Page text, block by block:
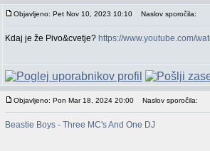
Objavljeno: Pet Nov 10, 2023 10:10 Naslov sporočila:
Kdaj je že Pivo&cvetje? https://www.youtube.com/
Objavljeno: Pon Mar 18, 2024 20:00 Naslov sporočila:
Beastie Boys - Three MC's And One DJ